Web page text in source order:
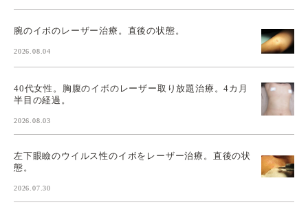
腕のイボのレーザー治療。直後の状態。
2026.08.04
40代女性。胸腹のイボのレーザー取り放題治療。4カ月
半目の経過。
2026.08.03
左下眼瞼のウイルス性のイボをレーザー治療。直後の状
態。
2026.07.30